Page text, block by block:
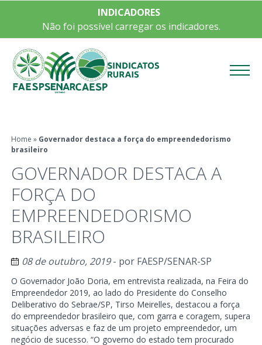
INDICADORES
Não foi possível carregar os indicadores.
Home » Governador destaca a força do empreendedorismo
brasileiro
GOVERNADOR DESTACA A
FORÇA DO
EMPREENDEDORISMO
BRASILEIRO
08 de outubro, 2019- por FAESP/SENAR-SP
O Governador João Doria, em entrevista realizada, na Feira do
Empreendedor 2019, ao lado do Presidente do Conselho
Deliberativo do Sebrae/SP, Tirso Meirelles, destacou a força
do empreendedor brasileiro que, com garra e coragem, supera
situações adversas e faz de um projeto empreendedor, um
negócio de sucesso. “O governo do estado tem procurado